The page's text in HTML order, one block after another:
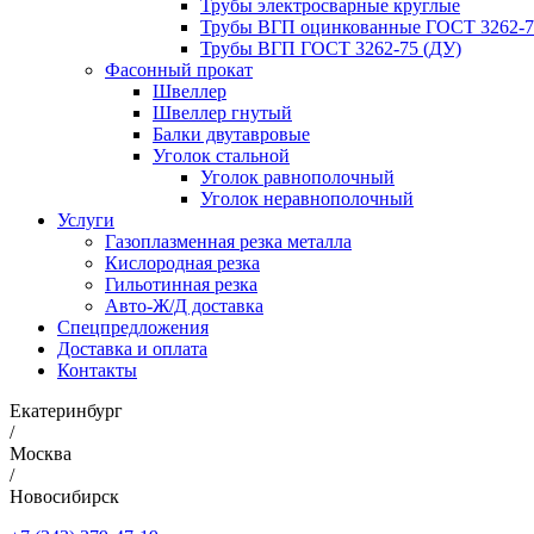
Трубы электросварные круглые
Трубы ВГП оцинкованные ГОСТ 3262-
Трубы ВГП ГОСТ 3262-75 (ДУ)
Фасонный прокат
Швеллер
Швеллер гнутый
Балки двутавровые
Уголок стальной
Уголок равнополочный
Уголок неравнополочный
Услуги
Газоплазменная резка металла
Кислородная резка
Гильотинная резка
Авто-Ж/Д доставка
Спецпредложения
Доставка и оплата
Контакты
Екатеринбург
/
Москва
/
Новосибирск